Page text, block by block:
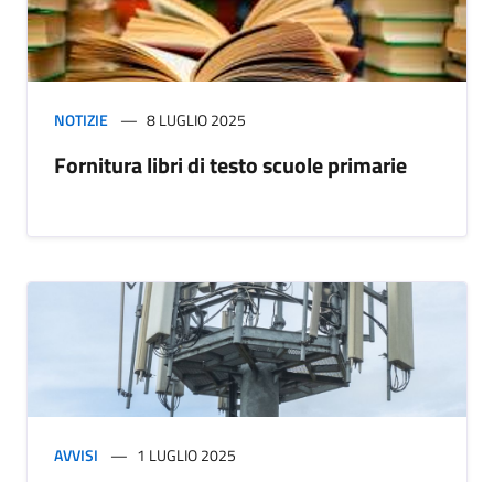
NOTIZIE 8 LUGLIO 2025
Fornitura libri di testo scuole primarie
AVVISI 1 LUGLIO 2025